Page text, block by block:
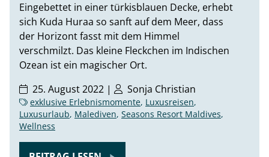
Eingebettet in einer türkisblauen Decke, erhebt
sich Kuda Huraa so sanft auf dem Meer, dass
der Horizont fasst mit dem Himmel
verschmilzt. Das kleine Fleckchen im Indischen
Ozean ist ein magischer Ort.
25. August 2022 |
Sonja Christian
exklusive Erlebnismomente, Luxusreisen,
Luxusurlaub, Malediven, Seasons Resort Maldives,
Wellness